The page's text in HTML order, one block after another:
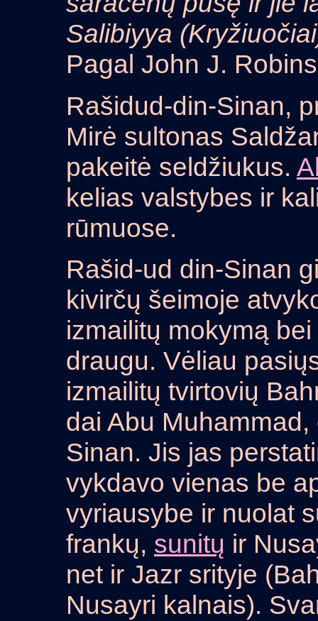
Salibiyya
Pagal John J.
Rašidud-din-Sinan,
Mirė sultonas
pakeitė seldžiukus.
kelias valstybes ir
rūmuose.
Rašid-ud din-Sinan
kivirčų šeimoje
izmailitų mokymą
draugu. Vėliau
izmailitų tvirtovių
dai Abu
Sinan. Jis jas
vykdavo vienas be
vyriausybe ir nuolat
frankų, sunitų ir
net ir Jazr srityje
Nusayri kalnais).